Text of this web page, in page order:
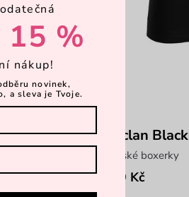
Declan Black
pánské boxerky
249 Kč
15 %
nákup!
novinek,
a sleva je Tvoje.